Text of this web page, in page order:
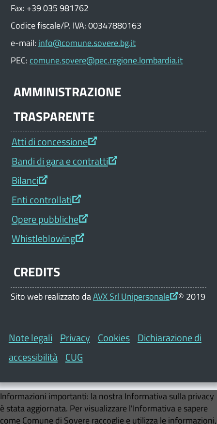
Fax: +39 035 981762
Codice fiscale/P. IVA: 00347880163
e-mail: info@comune.sovere.bg.it
PEC: comune.sovere@pec.regione.lombardia.it
AMMINISTRAZIONE
TRASPARENTE
Atti di concessione
Bandi di gara e contratti
Bilanci
Enti controllati
Opere pubbliche
Whistleblowing
CREDITS
Sito web realizzato daAVX Srl Unipersonale © 2019
Note legali Privacy Cookies Dichiarazione di
accessibilità CUG
Informazioni importanti: la nostra Informativa sulla privacy
è stata aggiornata. Per visualizzare l'Informativa e sapere
come Comune di Sovere raccoglie e utilizza le informazioni,